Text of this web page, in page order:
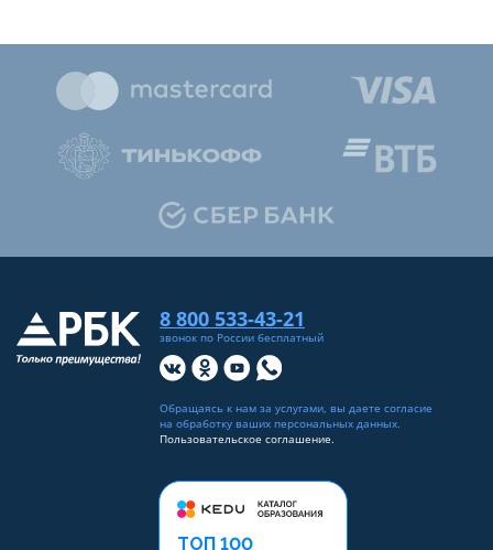
ТОП 100
8 800 533-43-21
звонок по России бесплатный
Обращаясь к нам за услугами, вы даете согласие
на обработку ваших персональных данных.
Пользовательское соглашение.